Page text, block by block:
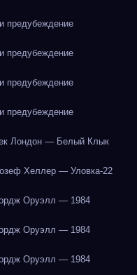
предубеждение
предубеждение
предубеждение
предубеждение
Лондон — Белый Клык
Хеллер — Уловка-22
Оруэлл — 1984
Оруэлл — 1984
Оруэлл — 1984